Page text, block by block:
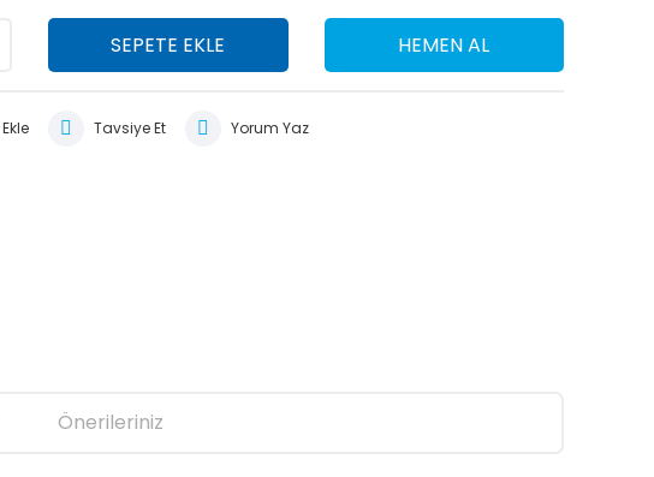
SEPETE EKLE HEMEN AL
Tavsiye Et Yorum Yaz
Önerileriniz